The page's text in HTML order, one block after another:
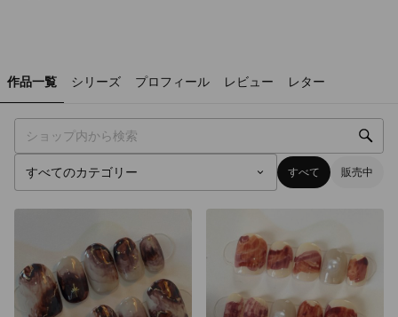
作品一覧 シリーズ プロフィール レビュー レター
すべて 販売中